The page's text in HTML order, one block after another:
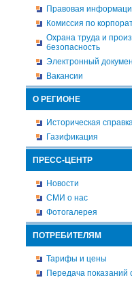
Правовая
Комиссия по
Охрана труда и
безопасность
Электронный
Вакансии
О РЕГИОНЕ
Историческая
Газификация
ПРЕСС-ЦЕНТР
Новости
СМИ о нас
Фотогалерея
ПОТРЕБИТЕЛЯМ
Тарифы и цены
Передача показаний